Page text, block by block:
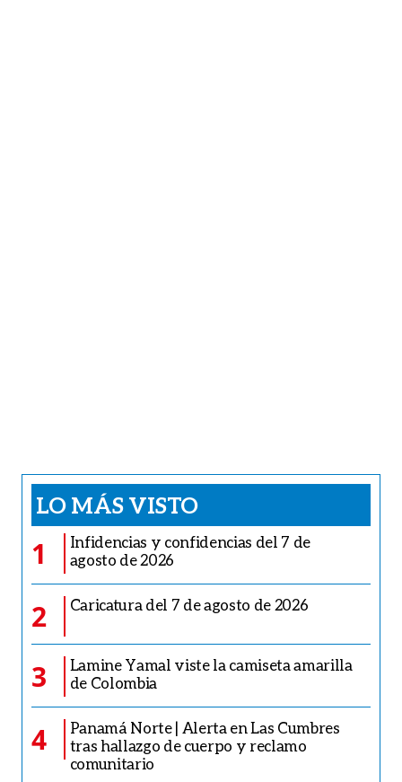
LO MÁS VISTO
1
Infidencias y confidencias del 7 de
agosto de 2026
2 Caricatura del 7 de agosto de 2026
3
Lamine Yamal viste la camiseta amarilla
de Colombia
4
Panamá Norte | Alerta en Las Cumbres
tras hallazgo de cuerpo y reclamo
comunitario